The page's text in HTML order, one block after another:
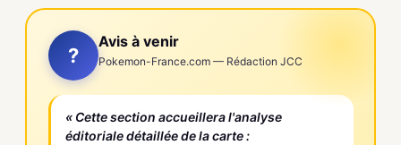
?
Avis à venir
Pokemon-France.com — Rédaction JCC
« Cette section accueillera l'analyse
éditoriale détaillée de la carte :